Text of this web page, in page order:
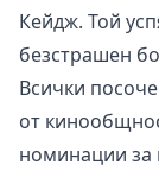
Кейдж. Той
безстрашен
Всички
от
номинации за